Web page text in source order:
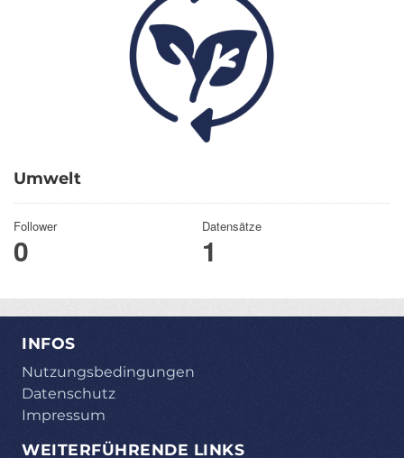
Umwelt
Follower
0
Datensätze
1
INFOS
Nutzungsbedingungen
Datenschutz
Impressum
WEITERFÜHRENDE LINKS